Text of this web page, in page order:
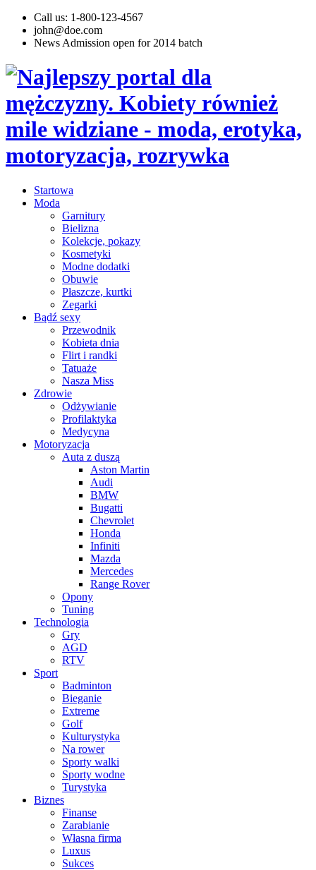
Call us: 1-800-123-4567
john@doe.com
News Admission open for 2014 batch
Startowa
Moda
Garnitury
Bielizna
Kolekcje, pokazy
Kosmetyki
Modne dodatki
Obuwie
Płaszcze, kurtki
Zegarki
Bądź sexy
Przewodnik
Kobieta dnia
Flirt i randki
Tatuaże
Nasza Miss
Zdrowie
Odżywianie
Profilaktyka
Medycyna
Motoryzacja
Auta z duszą
Aston Martin
Audi
BMW
Bugatti
Chevrolet
Honda
Infiniti
Mazda
Mercedes
Range Rover
Opony
Tuning
Technologia
Gry
AGD
RTV
Sport
Badminton
Bieganie
Extreme
Golf
Kulturystyka
Na rower
Sporty walki
Sporty wodne
Turystyka
Biznes
Finanse
Zarabianie
Własna firma
Luxus
Sukces